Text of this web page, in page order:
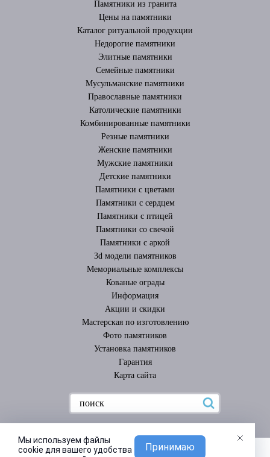
Памятники из гранита
Цены на памятники
Каталог ритуальной продукции
Недорогие памятники
Элитные памятники
Cемейные памятники
Мусульманские памятники
Православные памятники
Католические памятники
Комбинированные памятники
Резные памятники
Женские памятники
Мужские памятники
Детские памятники
Памятники с цветами
Памятники с сердцем
Памятники с птицей
Памятники со свечой
Памятники с аркой
3d модели памятников
Мемориальные комплексы
Кованые ограды
Информация
Акции и скидки
Мастерская по изготовлению
Фото памятников
Установка памятников
Гарантия
Карта сайта
Мы используем файлы
cookie для вашего удобства
Принимаю